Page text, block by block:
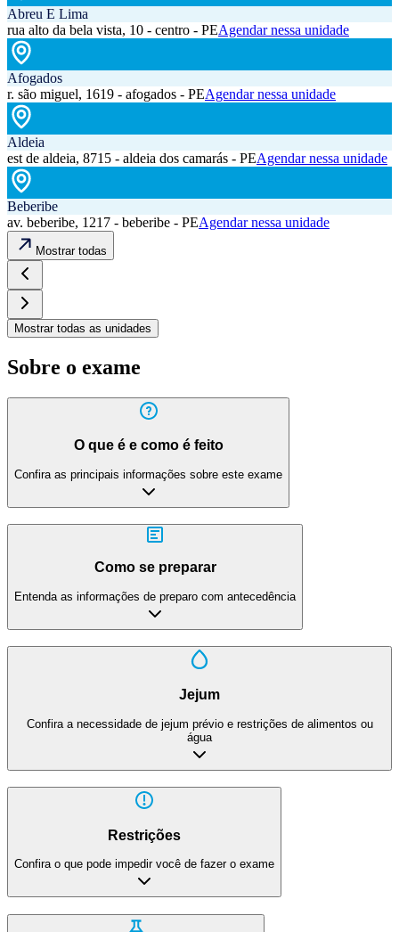
Abreu E Lima
rua alto da bela vista, 10 - centro - PEAgendar nessa unidade
Afogados
r. são miguel, 1619 - afogados - PEAgendar nessa unidade
Aldeia
est de aldeia, 8715 - aldeia dos camarás - PEAgendar nessa unidade
Beberibe
av. beberibe, 1217 - beberibe - PEAgendar nessa unidade
Mostrar todas
Mostrar todas as unidades
Sobre o exame
O que é e como é feito
Confira as principais informações sobre este exame
Como se preparar
Entenda as informações de preparo com antecedência
Jejum
Confira a necessidade de jejum prévio e restrições de alimentos ou
água
Restrições
Confira o que pode impedir você de fazer o exame